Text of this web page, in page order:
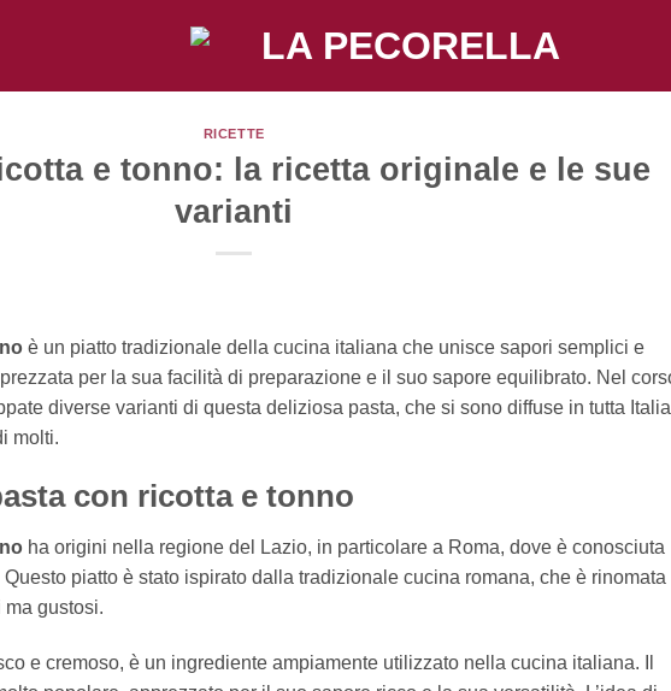
RICETTE
e tonno: la ricetta originale e le sue
varianti
è un piatto tradizionale della cucina italiana che unisce sapori semplici e
per la sua facilità di preparazione e il suo sapore equilibrato. Nel
diverse varianti di questa deliziosa pasta, che si sono diffuse in tutta
molti.
con ricotta e tonno
ha origini nella regione del Lazio, in particolare a Roma, dove è conosciuta
Questo piatto è stato ispirato dalla tradizionale cucina romana, che è rinomata
ma gustosi.
e cremoso, è un ingrediente ampiamente utilizzato nella cucina italiana. Il